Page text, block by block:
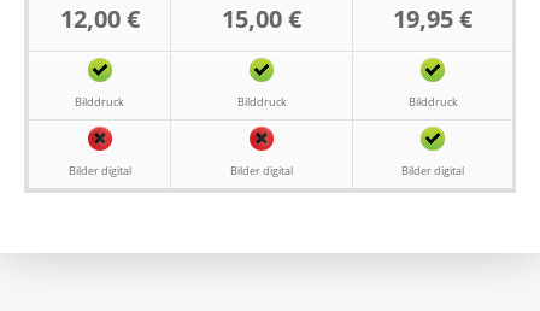
12,00 € 15,00 € 19,95 €
Bilddruck Bilddruck Bilddruck
Bilder digital Bilder digital Bilder digital